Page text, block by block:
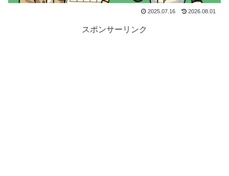
2025.07.16 2026.08.01
スポンサーリンク